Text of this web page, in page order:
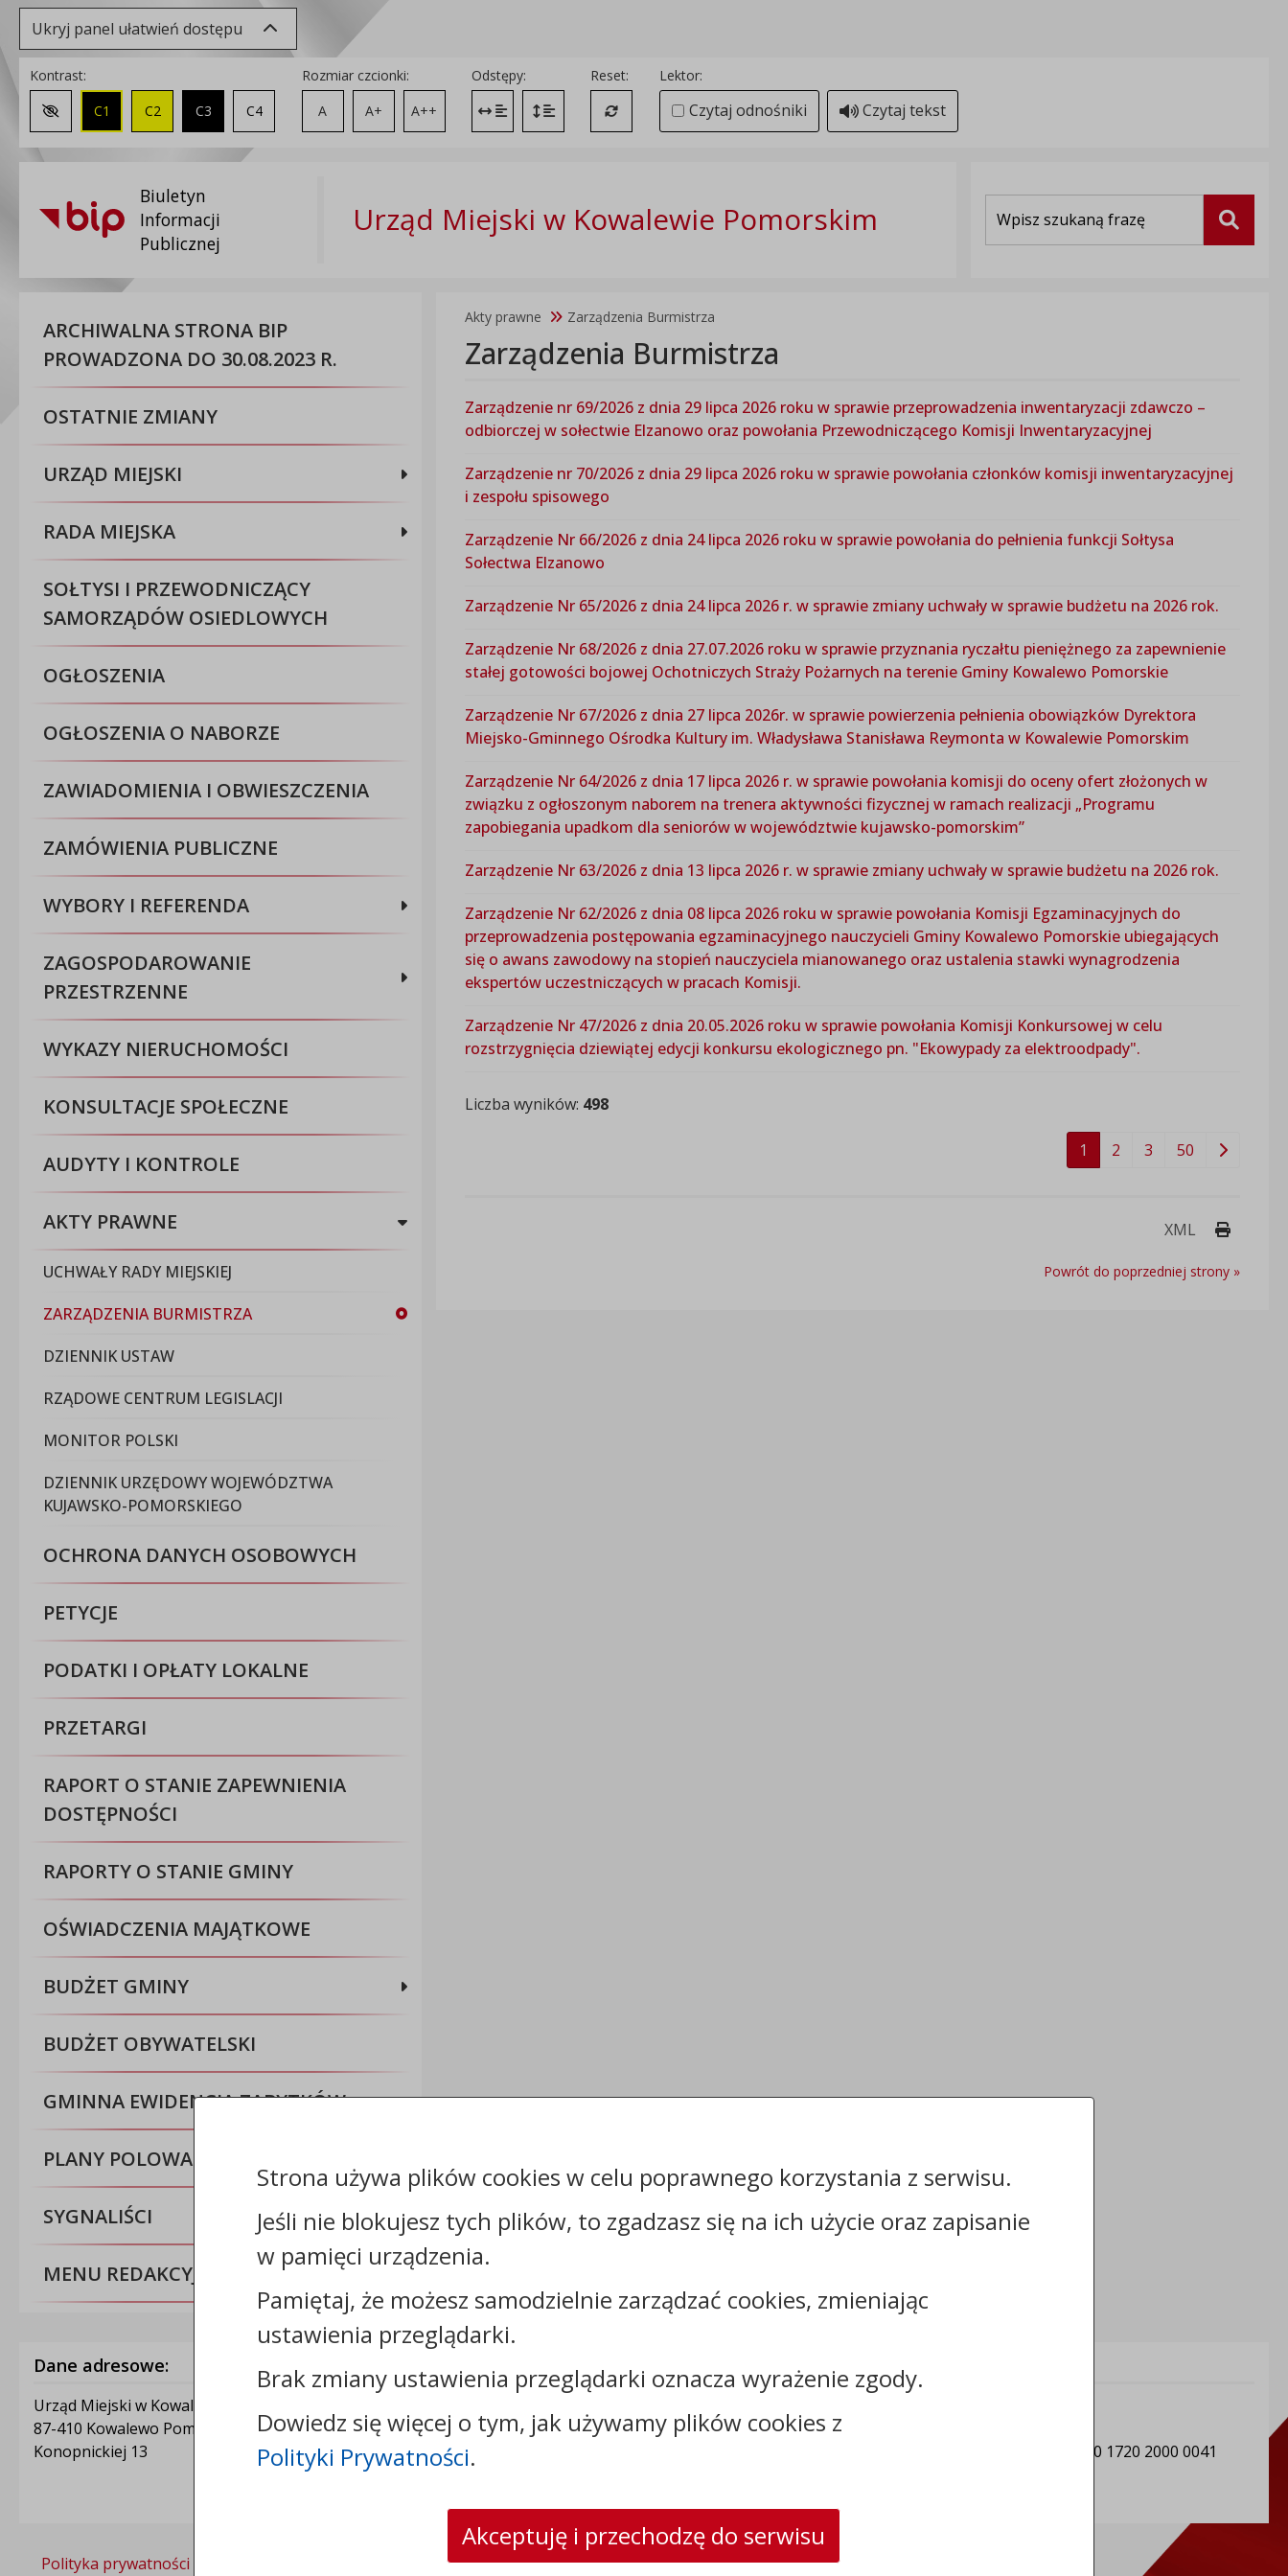
Ukryj panel ułatwień dostępu
Kontrast:
Zmień kontrast na domyślny
C1 C2 C3 C4
Rozmiar czcionki:
A
A+ A++
Odstępy:
Zmień odstęp między literami
Zmień interlinię i margines między paragrafami
Reset:
Przywróć ustawienia domyślne
Lektor:
Czytaj odnośniki Czytaj tekst
Biuletyn
Informacji
Publicznej
Urząd Miejski w Kowalewie Pomorskim Szukaj
ARCHIWALNA STRONA BIP
PROWADZONA DO 30.08.2023 R.
OSTATNIE ZMIANY
URZĄD MIEJSKI
RADA MIEJSKA
SOŁTYSI I PRZEWODNICZĄCY
SAMORZĄDÓW OSIEDLOWYCH
OGŁOSZENIA
OGŁOSZENIA O NABORZE
ZAWIADOMIENIA I OBWIESZCZENIA
ZAMÓWIENIA PUBLICZNE
WYBORY I REFERENDA
ZAGOSPODAROWANIE
PRZESTRZENNE
WYKAZY NIERUCHOMOŚCI
KONSULTACJE SPOŁECZNE
AUDYTY I KONTROLE
AKTY PRAWNE
UCHWAŁY RADY MIEJSKIEJ
ZARZĄDZENIA BURMISTRZA
DZIENNIK USTAW
RZĄDOWE CENTRUM LEGISLACJI
MONITOR POLSKI
DZIENNIK URZĘDOWY WOJEWÓDZTWA
KUJAWSKO-POMORSKIEGO
OCHRONA DANYCH OSOBOWYCH
PETYCJE
PODATKI I OPŁATY LOKALNE
PRZETARGI
RAPORT O STANIE ZAPEWNIENIA
DOSTĘPNOŚCI
RAPORTY O STANIE GMINY
OŚWIADCZENIA MAJĄTKOWE
BUDŻET GMINY
BUDŻET OBYWATELSKI
GMINNA EWIDENCJA ZABYTKÓW
PLANY POLOWAŃ ZBIOROWYCH
SYGNALIŚCI
MENU REDAKCYJNE
Akty prawne Zarządzenia Burmistrza
Zarządzenia Burmistrza
Zarządzenie nr 69/2026 z dnia 29 lipca 2026 roku w sprawie przeprowadzenia inwentaryzacji zdawczo –
odbiorczej w sołectwie Elzanowo oraz powołania Przewodniczącego Komisji Inwentaryzacyjnej
Zarządzenie nr 70/2026 z dnia 29 lipca 2026 roku w sprawie powołania członków komisji inwentaryzacyjnej
i zespołu spisowego
Zarządzenie Nr 66/2026 z dnia 24 lipca 2026 roku w sprawie powołania do pełnienia funkcji Sołtysa
Sołectwa Elzanowo
Zarządzenie Nr 65/2026 z dnia 24 lipca 2026 r. w sprawie zmiany uchwały w sprawie budżetu na 2026 rok.
Zarządzenie Nr 68/2026 z dnia 27.07.2026 roku w sprawie przyznania ryczałtu pieniężnego za zapewnienie
stałej gotowości bojowej Ochotniczych Straży Pożarnych na terenie Gminy Kowalewo Pomorskie
Zarządzenie Nr 67/2026 z dnia 27 lipca 2026r. w sprawie powierzenia pełnienia obowiązków Dyrektora
Miejsko-Gminnego Ośrodka Kultury im. Władysława Stanisława Reymonta w Kowalewie Pomorskim
Zarządzenie Nr 64/2026 z dnia 17 lipca 2026 r. w sprawie powołania komisji do oceny ofert złożonych w
związku z ogłoszonym naborem na trenera aktywności fizycznej w ramach realizacji „Programu
zapobiegania upadkom dla seniorów w województwie kujawsko-pomorskim”
Zarządzenie Nr 63/2026 z dnia 13 lipca 2026 r. w sprawie zmiany uchwały w sprawie budżetu na 2026 rok.
Zarządzenie Nr 62/2026 z dnia 08 lipca 2026 roku w sprawie powołania Komisji Egzaminacyjnych do
przeprowadzenia postępowania egzaminacyjnego nauczycieli Gminy Kowalewo Pomorskie ubiegających
się o awans zawodowy na stopień nauczyciela mianowanego oraz ustalenia stawki wynagrodzenia
ekspertów uczestniczących w pracach Komisji.
Zarządzenie Nr 47/2026 z dnia 20.05.2026 roku w sprawie powołania Komisji Konkursowej w celu
rozstrzygnięcia dziewiątej edycji konkursu ekologicznego pn. "Ekowypady za elektroodpady".
Liczba wyników: 498
1 2 3 50
XML Drukuj
Powrót do poprzedniej strony »
Dane adresowe:
Urząd Miejski w Kowalewie Pomorskim
87-410 Kowalewo Pomorskie
Konopnickiej 13
Kontakt:
faks: +48565841071
e-mail:
Informacje dodatkowe:
Numer konta: 64 9496 0008 0000 1720 2000 0041
Polityka prywatności
Strona używa plików cookies w celu poprawnego korzystania z serwisu.
Jeśli nie blokujesz tych plików, to zgadzasz się na ich użycie oraz zapisanie
w pamięci urządzenia.
Pamiętaj, że możesz samodzielnie zarządzać cookies, zmieniając
ustawienia przeglądarki.
Brak zmiany ustawienia przeglądarki oznacza wyrażenie zgody.
Dowiedz się więcej o tym, jak używamy plików cookies z
Polityki Prywatności.
Akceptuję i przechodzę do serwisu